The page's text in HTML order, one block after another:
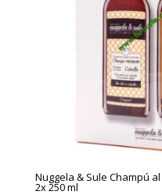
Nuggela & Sule Champú
2x 250 ml